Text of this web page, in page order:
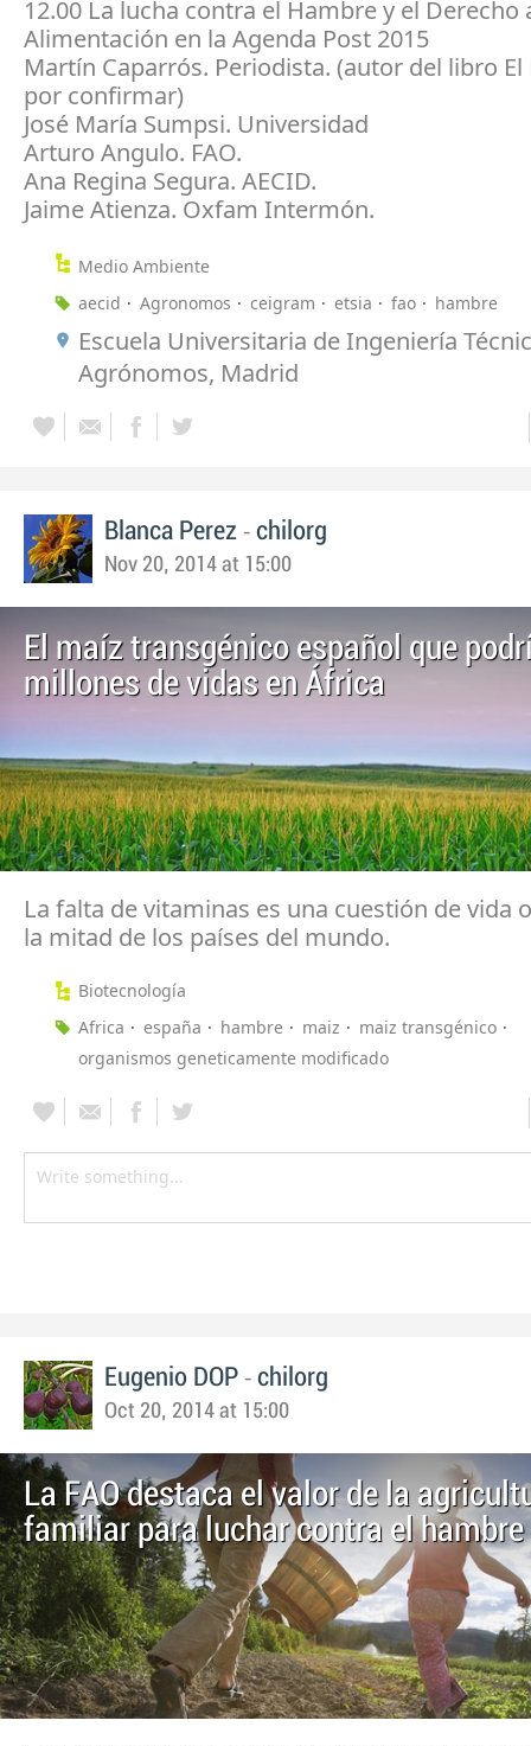
12.00 La lucha contra el Hambre y el Derecho
Alimentación en la Agenda Post 2015
Martín Caparrós. Periodista. (autor del libro
por confirmar)
José María Sumpsi. Universidad
Arturo Angulo. FAO.
Ana Regina Segura. AECID.
Jaime Atienza. Oxfam Intermón.
Medio Ambiente
aecid
Agronomos ceigram etsia fao hambre
Escuela Universitaria de Ingeniería
Agrónomos, Madrid
Blanca Perez - chilorg
Nov 20, 2014 at 15:00
El maíz transgénico español que
millones de vidas en África
La falta de vitaminas es una cuestión de vida
la mitad de los países del mundo.
Biotecnología
Africa
españa hambre maiz
maiz transgénico
organismos geneticamente modificado
Eugenio DOP - chilorg
Oct 20, 2014 at 15:00
La FAO destaca el valor de la
familiar para luchar contra el hambre